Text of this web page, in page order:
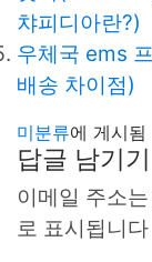
챠피디아란?)
우체국 ems
배송 차이점)
미분류에 게시됨
답글 남기기
이메일 주소
로 표시됩니다